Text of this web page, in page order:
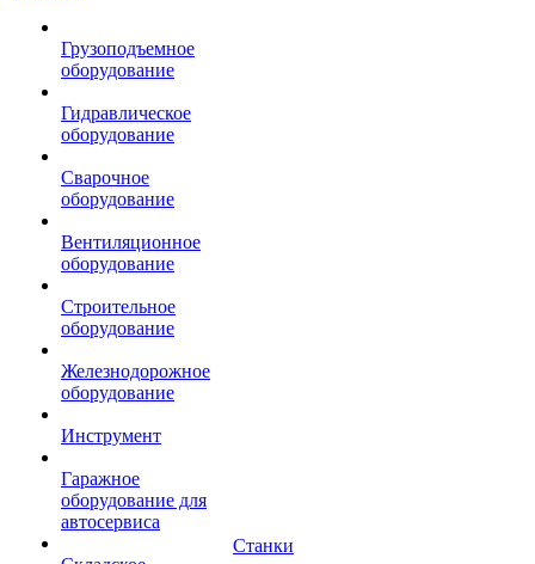
Грузоподъемное
оборудование
Гидравлическое
оборудование
Сварочное
оборудование
Вентиляционное
оборудование
Строительное
оборудование
Железнодорожное
оборудование
Инструмент
Гаражное
оборудование для
автосервиса
Станки